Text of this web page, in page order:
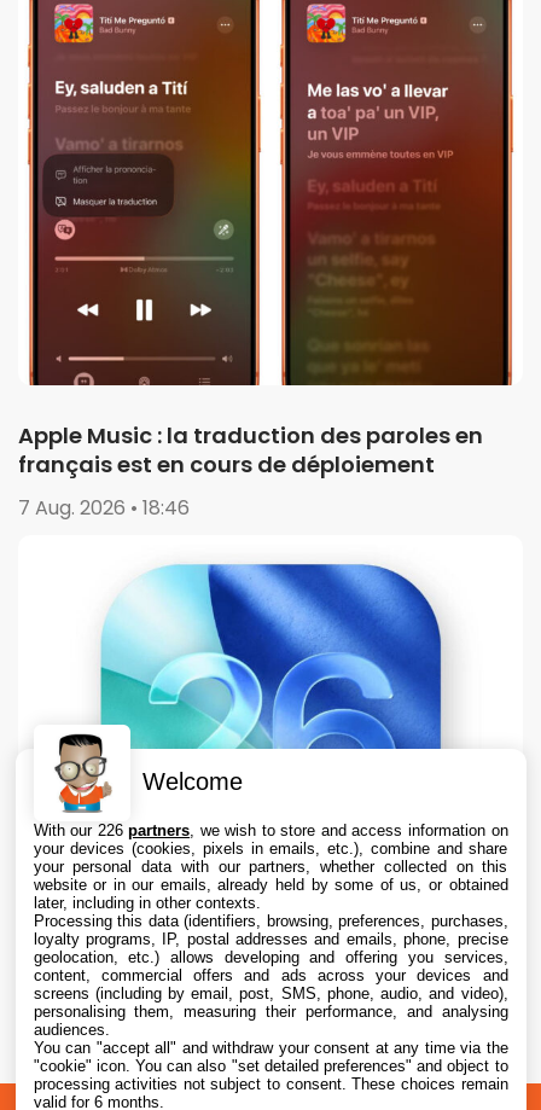
Apple Music : la traduction des paroles en
français est en cours de déploiement
7 Aug. 2026 • 18:46
Apple teste iOS 26.6.1 sur iPhone pour des
correctifs
7 Aug. 2026 • 16:35
Welcome
With our 226partners , we wish to store and access information on
your devices (cookies, pixels in emails, etc.), combine and share
your personal data with our partners, whether collected on this
website or in our emails, already held by some of us, or obtained
later, including in other contexts.
Processing this data (identifiers, browsing, preferences, purchases,
loyalty programs, IP, postal addresses and emails, phone, precise
geolocation, etc.) allows developing and offering you services,
content, commercial offers and ads across your devices and
screens (including by email, post, SMS, phone, audio, and video),
personalising them, measuring their performance, and analysing
audiences.
You can "accept all" and withdraw your consent at any time via the
"cookie" icon. You can also "set detailed preferences" and object to
processing activities not subject to consent. These choices remain
valid for 6 months.